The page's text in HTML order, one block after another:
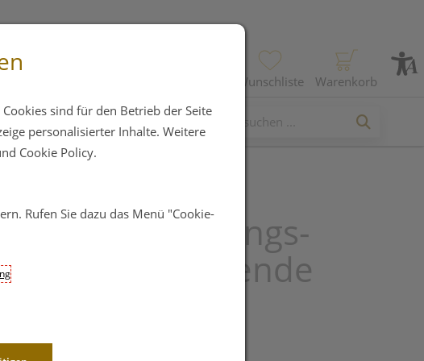
Wunschliste Warenkorb
Reinigungs-
Langanhaltende
3279617
sind für den Betrieb der Seite
personalisierter Inhalte. Weitere
Cookie Policy.
Rufen Sie dazu das Menü "Cookie-